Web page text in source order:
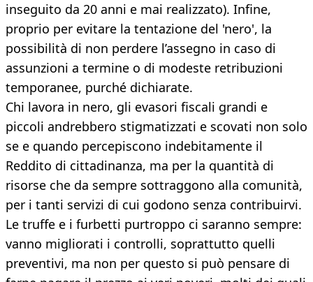
inseguito da 20 anni e mai realizzato). Infine,
proprio per evitare la tentazione del 'nero', la
possibilità di non perdere l’assegno in caso di
assunzioni a termine o di modeste retribuzioni
temporanee, purché dichiarate.
Chi lavora in nero, gli evasori fiscali grandi e
piccoli andrebbero stigmatizzati e scovati non solo
se e quando percepiscono indebitamente il
Reddito di cittadinanza, ma per la quantità di
risorse che da sempre sottraggono alla comunità,
per i tanti servizi di cui godono senza contribuirvi.
Le truffe e i furbetti purtroppo ci saranno sempre:
vanno migliorati i controlli, soprattutto quelli
preventivi, ma non per questo si può pensare di